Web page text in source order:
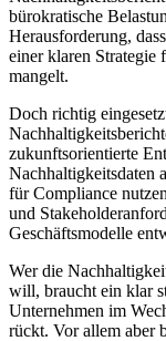
bürokratische
Herausforderung,
einer klaren Strategie
mangelt.
Doch richtig
zukunftsorientierte
Nachhaltigkeitsdaten
für Compliance
und
Geschäftsmodelle
Wer die
will, braucht ein klar
Unternehmen im
rückt. Vor allem aber